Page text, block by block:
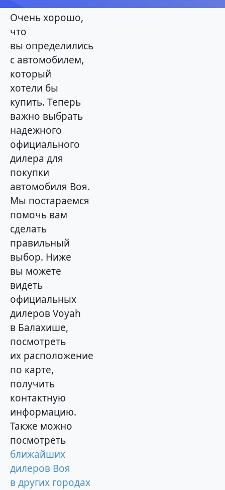
Очень хорошо,
что
вы определились
с автомобилем,
который
хотели бы
купить. Теперь
важно выбрать
надежного
официального
дилера для
покупки
автомобиля Воя.
Мы постараемся
помочь вам
сделать
правильный
выбор. Ниже
вы можете
видеть
официальных
дилеров Voyah
в Балахише,
посмотреть
их расположение
по карте,
получить
контактную
информацию.
Также можно
посмотреть
ближайших
дилеров Воя
в других городах